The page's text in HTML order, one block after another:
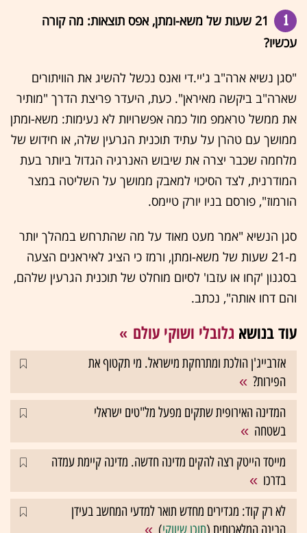
1
21 שעות של משא-ומתן, אפס תוצאות: מה קורה
עכשיו?
"סגן נשיא ארה"ב ג'יי.די ואנס נכשל להשיג את הוויתורים
שארה"ב ביקשה מאיראן". כעת, היעדר פריצת הדרך "מותיר
את ממשל טראמפ מול כמה אפשרויות לא נעימות: משא-ומתן
ממושך עם טהרן על עתיד תוכנית הגרעין שלה, או חידוש של
מלחמה שכבר יצרה את שיבוש האנרגיה הגדול ביותר בעת
המודרנית, לצד הסיכוי למאבק ממושך על השליטה במצר
הורמוז", פורסם בניו יורק טיימס.
סגן הנשיא "אמר מעט מאוד על מה שהתרחש במהלך יותר
מ-21 שעות של משא-ומתן, ורמז כי הציג לאיראנים הצעה
בסגנון 'קחו או עזבו' לסיום מוחלט של תוכנית הגרעין שלהם,
והם דחו אותה", נכתב.
עוד בנושא גלובלי ושוקי עולם
אזרבייג'ן הולכת ומתרחקת מישראל. מי תקטוף את
הפירות?
המדינה האירופית שתקים מפעל מל"טים ישראלי
בשטחה
מייסד הייטק רצה להקים מדינה חדשה. מדינה קיימת עמדה
בדרכו
לא רק קוד: מגדירים מחדש תואר למדעי המחשב בעידן